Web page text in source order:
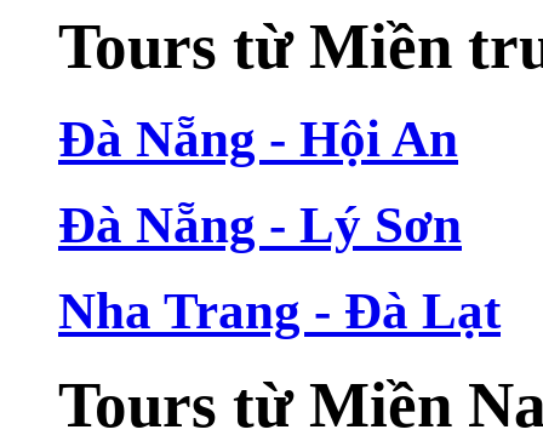
Tours từ Miền
Đà Nẵng - Hội An
Đà Nẵng - Lý Sơn
Nha Trang - Đà Lạt
Tours từ Miền